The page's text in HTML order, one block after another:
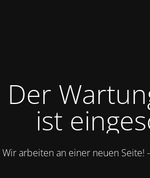
Der
ist
Wir arbeiten an einer neuen Seite!